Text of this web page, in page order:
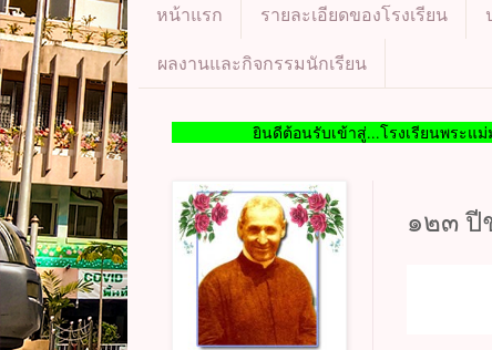
หน้าแรก รายละเอียดของโรงเรียน
ผลงานและกิจกรรมนักเรียน
ยินดีต้อนรับเข้าสู่...โรงเรียนพระแม่มารีพระโขนง
๑๒๓ ปี